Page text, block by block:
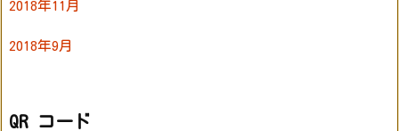
2018年11月
2018年9月
QR コード